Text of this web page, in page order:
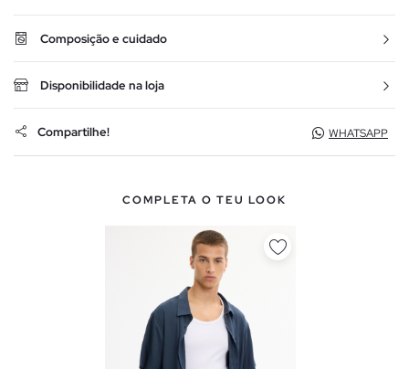
Composição e cuidado
Disponibilidade na loja
Compartilhe! WHATSAPP
COMPLETA O TEU LOOK